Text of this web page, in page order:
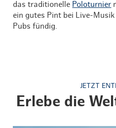
das traditionelle Poloturnier
ein gutes Pint bei Live-
Pubs fündig.
JETZT
Erlebe die